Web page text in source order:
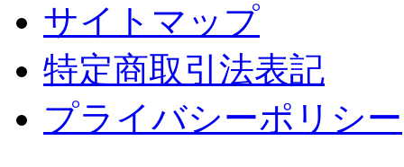
サイトマップ
特定商取引法表記
プライバシーポリシー